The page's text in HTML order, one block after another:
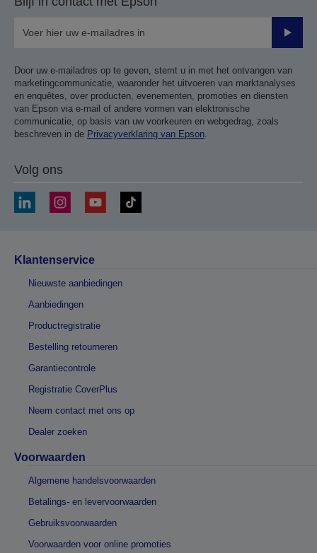
Door uw e-mailadres op te geven, stemt u in met het ontvangen van
marketingcommunicatie, waaronder het uitvoeren van marktanalyses
en enquêtes, over producten, evenementen, promoties en diensten
van Epson via e-mail of andere vormen van elektronische
communicatie, op basis van uw voorkeuren en webgedrag, zoals
beschreven in de Privacyverklaring van Epson.
Volg ons
Klantenservice
Nieuwste aanbiedingen
Aanbiedingen
Productregistratie
Bestelling retourneren
Garantiecontrole
Registratie CoverPlus
Neem contact met ons op
Dealer zoeken
Voorwaarden
Algemene handelsvoorwaarden
Betalings- en levervoorwaarden
Gebruiksvoorwaarden
Voorwaarden voor online promoties